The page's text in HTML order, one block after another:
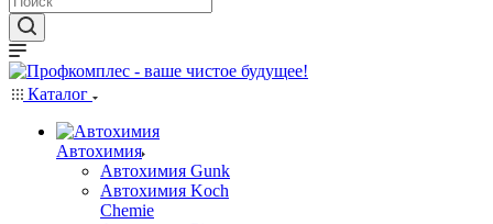
Каталог
Автохимия
Автохимия Gunk
Автохимия Koch
Chemie